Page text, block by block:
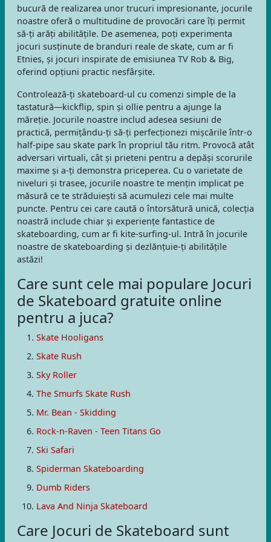
bucură de realizarea unor trucuri impresionante, jocurile
noastre oferă o multitudine de provocări care îți permit
să-ți arăți abilitățile. De asemenea, poți experimenta
jocuri susținute de branduri reale de skate, cum ar fi
Etnies, și jocuri inspirate de emisiunea TV Rob & Big,
oferind opțiuni practic nesfârșite.
Controlează-ți skateboard-ul cu comenzi simple de la
tastatură—kickflip, spin și ollie pentru a ajunge la
măreție. Jocurile noastre includ adesea sesiuni de
practică, permițându-ți să-ți perfecționezi mișcările într-o
half-pipe sau skate park în propriul tău ritm. Provocă atât
adversari virtuali, cât și prieteni pentru a depăși scorurile
maxime și a-ți demonstra priceperea. Cu o varietate de
niveluri și trasee, jocurile noastre te mențin implicat pe
măsură ce te străduiești să acumulezi cele mai multe
puncte. Pentru cei care caută o întorsătură unică, colecția
noastră include chiar și experiențe fantastice de
skateboarding, cum ar fi kite-surfing-ul. Intră în jocurile
noastre de skateboarding și dezlănțuie-ți abilitățile
astăzi!
Care sunt cele mai populare Jocuri
de Skateboard gratuite online
pentru a juca?
Skate Hooligans
Skate Rush
Sky Roller
The Smurfs Skate Rush
Mr. Bean - Skidding
Rock-n-Raven - Teen Titans Go
Ski Safari
Spiderman Skateboarding
Dumb Riders
Lava And Ninja Skateboard
Care Jocuri de Skateboard sunt